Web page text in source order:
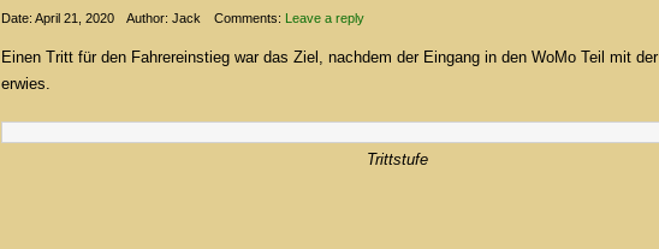
Date: April 21, 2020 Author: Jack Comments: Leave a reply
Einen Tritt für den Fahrereinstieg war das Ziel, nachdem der Eingang in den WoMo Teil mit der
erwies.
Trittstufe